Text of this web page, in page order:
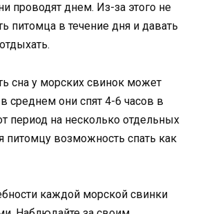
проводят днем. Из-за этого не
питомца в течение дня и давать
сна у морских свинок может
среднем они спят 4-6 часов в
период на несколько отдельных
питомцу возможность спать как
каждой морской свинки